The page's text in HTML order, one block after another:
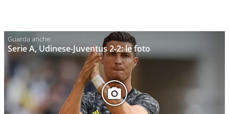
Serie A, Udinese-Juventus 2-2: le foto